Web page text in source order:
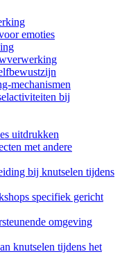
emoties
mechanismen
bij
uitdrukken
met andere
bij knutselen tijdens
specifiek gericht
omgeving
knutselen tijdens het